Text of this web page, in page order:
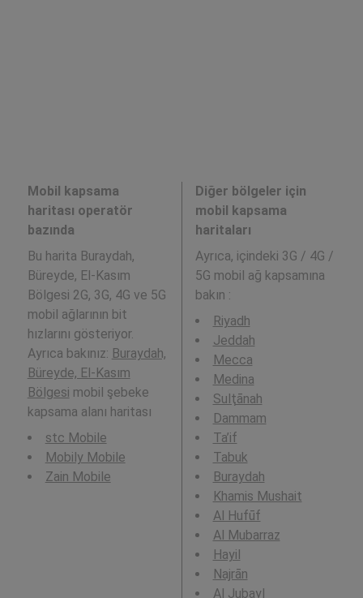
Mobil kapsama
haritası operatör
bazında
Bu harita Buraydah,
Büreyde, El-Kasım
Bölgesi 2G, 3G, 4G ve 5G
mobil ağlarının bit
hızlarını gösteriyor.
Ayrıca bakınız: Buraydah,
Büreyde, El-Kasım
Bölgesi mobil şebeke
kapsama alanı haritası
stc Mobile
Mobily Mobile
Zain Mobile
Diğer bölgeler için
mobil kapsama
haritaları
Ayrıca, içindeki 3G / 4G /
5G mobil ağ kapsamına
bakın :
Riyadh
Jeddah
Mecca
Medina
Sulţānah
Dammam
Ta’if
Tabuk
Buraydah
Khamis Mushait
Al Hufūf
Al Mubarraz
Hayil
Najrān
Al Jubayl